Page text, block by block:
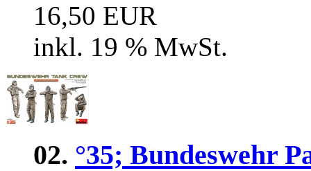
16,50 EUR
inkl. 19 % MwSt.
02. °35; Bundeswehr